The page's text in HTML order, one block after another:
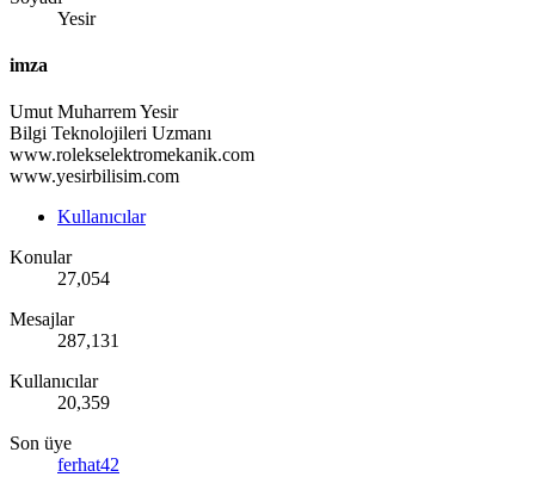
Yesir
imza
Umut Muharrem Yesir
Bilgi Teknolojileri Uzmanı
www.rolekselektromekanik.com
www.yesirbilisim.com
Kullanıcılar
Konular
27,054
Mesajlar
287,131
Kullanıcılar
20,359
Son üye
ferhat42